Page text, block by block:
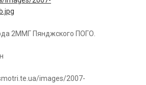
2ММГ Пянджского ПОГО.
images/2007-